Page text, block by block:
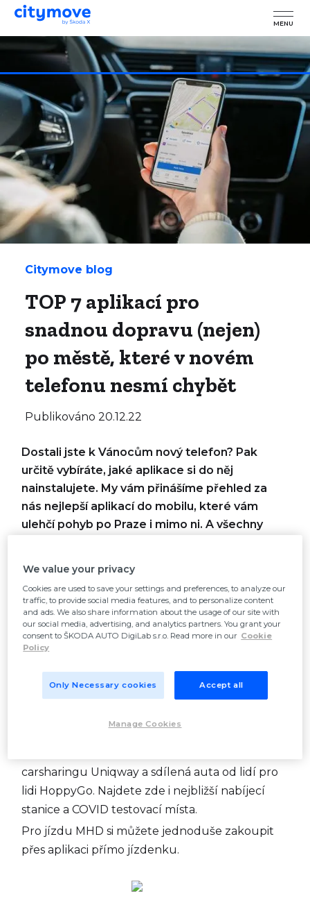
MENU
Citymove blog
TOP 7 aplikací pro
snadnou dopravu (nejen)
po městě, které v novém
telefonu nesmí chybět
Publikováno 20.12.22
Dostali jste k Vánocům nový telefon? Pak
určitě vybíráte, jaké aplikace si do něj
nainstalujete. My vám přinášíme přehled za
nás nejlepší aplikací do mobilu, které vám
ulehčí pohyb po Praze i mimo ni. A všechny
Citymove
zónách placeného stání, vyhledat si nejrychlejší
carsharingu Uniqway a sdílená auta od lidí pro
lidi HoppyGo. Najdete zde i nejbližší nabíjecí
stanice a COVID testovací místa.
Pro jízdu MHD si můžete jednoduše zakoupit
přes aplikaci přímo jízdenku.
We value your privacy
Cookies are used to save your settings and preferences, to analyze our
traffic, to provide social media features, and to personalize content
and ads. We also share information about the usage of our site with
our social media, advertising, and analytics partners. You grant your
consent to ŠKODA AUTO DigiLab s.r.o. Read more in our Cookie
Policy
Only Necessary cookies Accept all
Manage Cookies